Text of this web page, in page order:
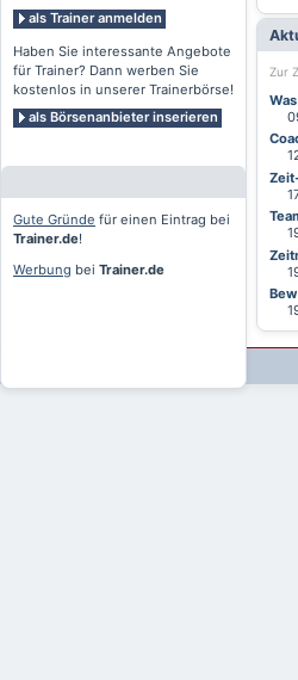
als Trainer anmelden
Haben Sie interessante Angebote
für Trainer? Dann werben Sie
kostenlos in unserer Trainerbörse!
als Börsenanbieter inserieren
Gute Gründe für einen Eintrag bei
Trainer.de!
Werbung bei Trainer.de
Zur